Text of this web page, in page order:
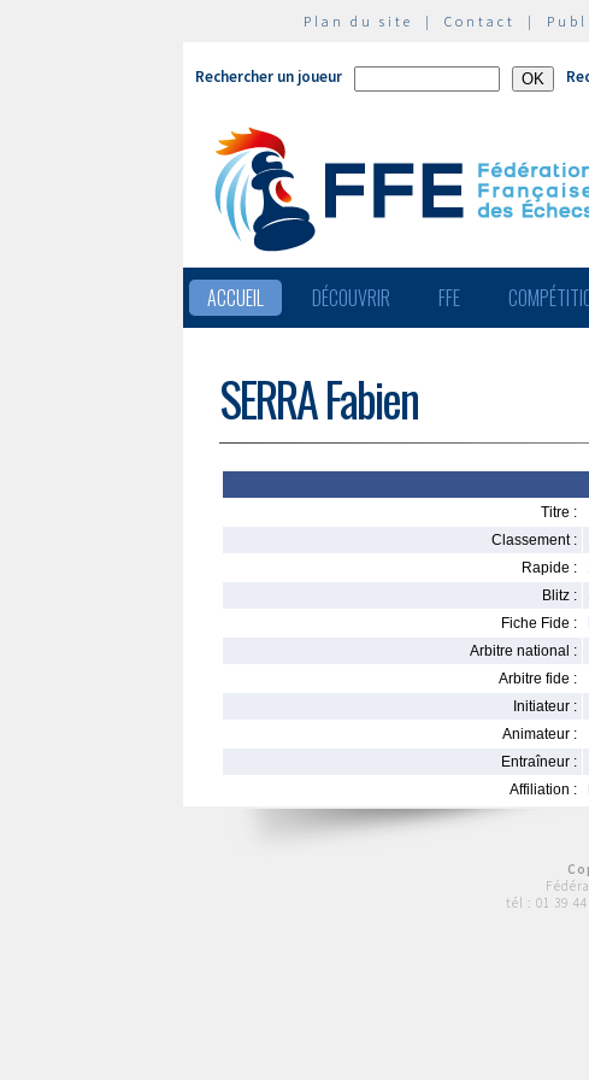
Plan du site | Contact |
Rechercher un joueur
ACCUEIL DÉCOUVRIR FFE
SERRA Fabien
Titre :
Classement :
Rapide :
Blitz :
Fiche Fide :
Arbitre national :
Arbitre fide :
Initiateur :
Animateur :
Entraîneur :
Affiliation :
tél : 01 39